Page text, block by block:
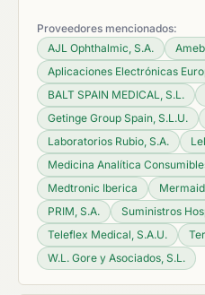
Proveedores mencionados:
AJL Ophthalmic, S.A.
Aplicaciones Electrónicas
BALT SPAIN MEDICAL, S.L.
Getinge Group Spain, S.L.U.
Laboratorios Rubio, S.A.
Medicina Analítica
Medtronic Iberica
PRIM, S.A.
Suministros
Teleflex Medical, S.A.U.
W.L. Gore y Asociados, S.L.